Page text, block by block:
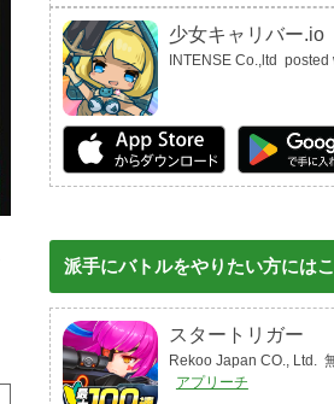
少女キャリバー.io
INTENSE Co.,ltd posted
派手にバトルをやりたい方にはこ
スタートリガー
Rekoo Japan CO., Ltd.
アプリーチ